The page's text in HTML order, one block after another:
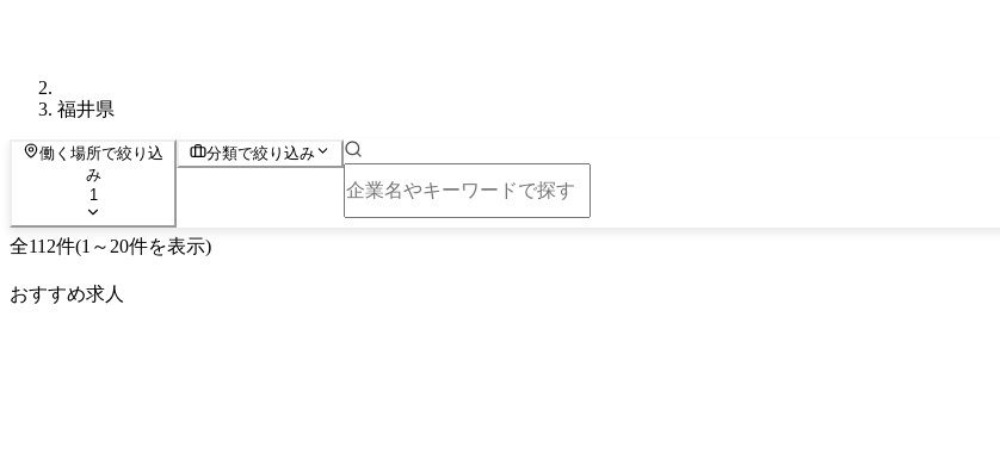
福井県
働く場所で絞り込
み
1
分類で絞り込み
全112件(1 ～ 20件を表示)
おすすめ求人